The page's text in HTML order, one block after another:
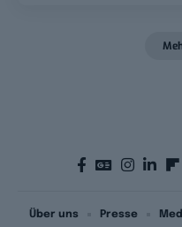
Über uns Presse